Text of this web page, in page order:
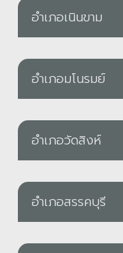
ดาวน์โหลด
PDF
อำเภอเนินขาม
PDF
ดาวน์โหลด
PDF
อำเภอมโนรมย์
PDF
ดาวน์โหลด
อำเภอวัดสิงห์
PDF
อำเภอสรรคบุรี